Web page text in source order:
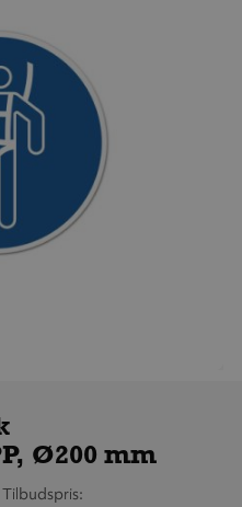
Ø200 mm
Tilbudspris